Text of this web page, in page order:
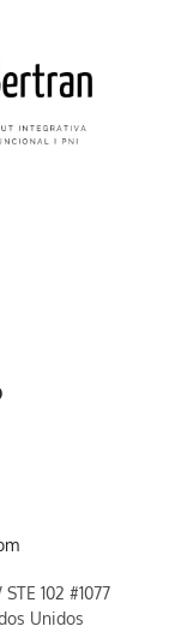
102 #1077
Unidos